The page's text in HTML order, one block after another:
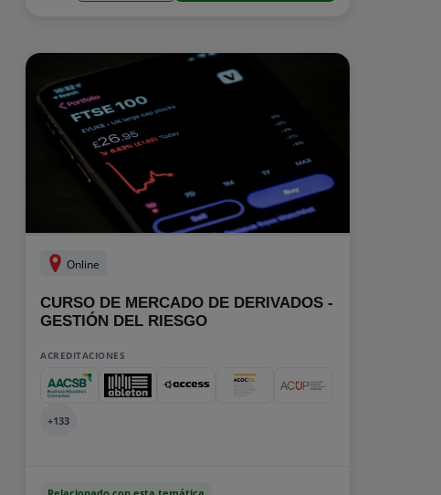
Online
CURSO DE MERCADO DE DERIVADOS -
GESTIÓN DEL RIESGO
ACREDITACIONES
+133